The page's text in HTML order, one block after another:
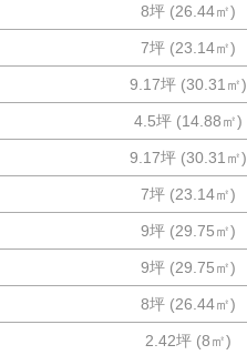
8坪 (26.44㎡)
7坪 (23.14㎡)
9.17坪 (30.31 ㎡)
4.5坪 (14.88㎡)
9.17坪 (30.31 ㎡)
7坪 (23.14㎡)
9坪 (29.75㎡)
9坪 (29.75㎡)
8坪 (26.44㎡)
2.42坪 (8㎡)